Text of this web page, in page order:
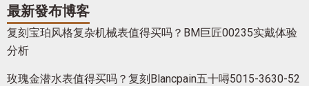
最新發布博客
复刻宝珀风格复杂机械表值得买吗？BM巨匠00235实戴体验
分析
玫瑰金潜水表值得买吗？复刻Blancpain五十噚5015-3630-52